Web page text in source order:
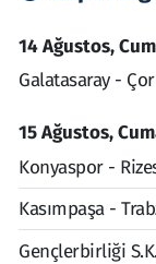
14 Ağustos,
Galatasaray -
15 Ağustos,
Konyaspor -
Kasımpaşa -
Gençlerbirliği